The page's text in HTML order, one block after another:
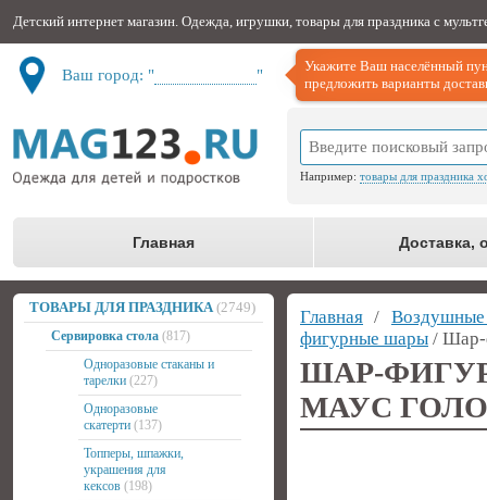
Детский интернет магазин. Одежда, игрушки, товары для праздника с
Ваш город: " "
Укажите Ваш населённый
предложить варианты
Например: товары для праздника
Главная Доставка,
ТОВАРЫ ДЛЯ ПРАЗДНИКА (2749)
Сервировка стола (817)
Одноразовые стаканы и
тарелки (227)
Одноразовые
скатерти (137)
Топперы, шпажки,
украшения для
кексов (198)
Главная /
фигурные шары / Шар-
ШАР-
МАУС